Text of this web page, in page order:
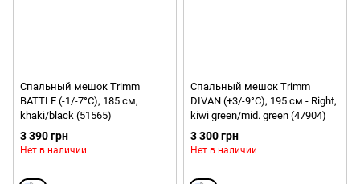
Спальный мешок Trimm
BATTLE (-1/-7°C), 185 см,
khaki/black (51565)
3 390 грн
Нет в наличии
Спальный мешок Trimm
DIVAN (+3/-9°C), 195 см - Right,
kiwi green/mid. green (47904)
3 300 грн
Нет в наличии